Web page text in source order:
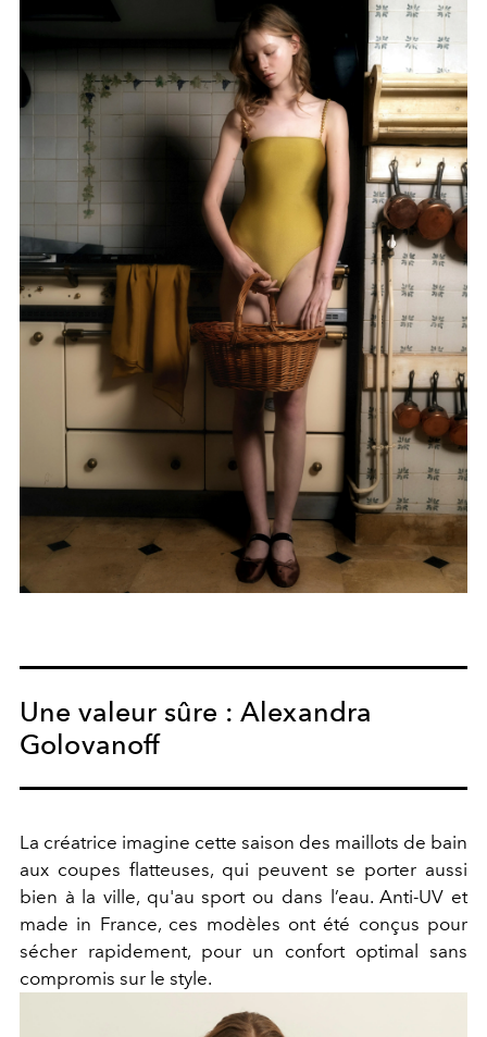
Une valeur sûre : Alexandra
Golovanoff
La créatrice imagine cette saison des maillots de bain
aux coupes flatteuses, qui peuvent se porter aussi
bien à la ville, qu'au sport ou dans l’eau. Anti-UV et
made in France, ces modèles ont été conçus pour
sécher rapidement, pour un confort optimal sans
compromis sur le style.